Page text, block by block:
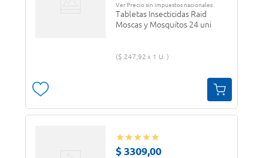
Ver Precio sin impuestos nacionales
Tabletas Insecticidas Raid
Moscas y Mosquitos 24 uni
$ 247,92 1 U.
$ 3309,00